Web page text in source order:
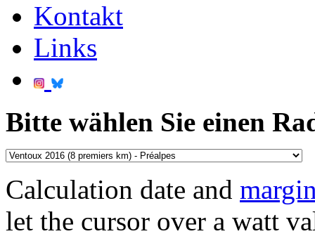
Kontakt
Links
Bitte wählen Sie einen
Calculation date and
let the cursor over a watt